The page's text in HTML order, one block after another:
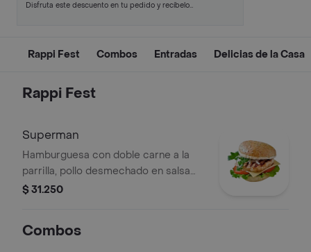
Disfruta este descuento en tu pedido y recíbelo
Rappi Fest Combos Entradas Delicias de la Casa
Rappi Fest
Superman
Hamburguesa con doble carne a la
parrilla, pollo desmechado en salsa
tártara, jamón, tocineta de cerdo
$ 31.250
Combos